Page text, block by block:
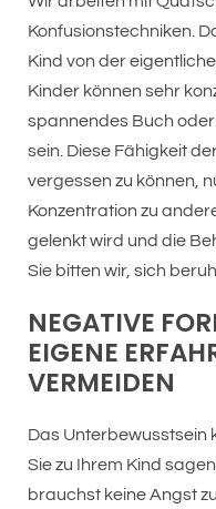
Konfusionstechniken.
Kind von der
Kinder können sehr
spannendes Buch
sein. Diese Fähigkeit
vergessen zu können,
Konzentration zu
gelenkt wird und die
Sie bitten wir, sich
NEGATIVE
EIGENE
VERMEIDEN
Das Unterbewusstsein
Sie zu Ihrem Kind
brauchst keine Angst